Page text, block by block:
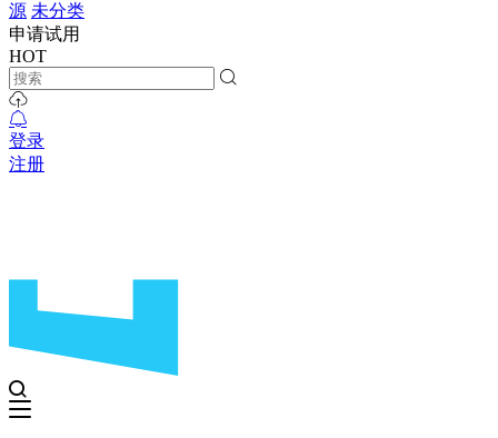
源 未分类
申请试用
HOT
登录
注册